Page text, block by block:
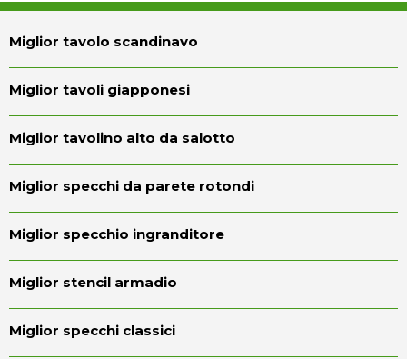
Miglior tavolo scandinavo
Miglior tavoli giapponesi
Miglior tavolino alto da salotto
Miglior specchi da parete rotondi
Miglior specchio ingranditore
Miglior stencil armadio
Miglior specchi classici